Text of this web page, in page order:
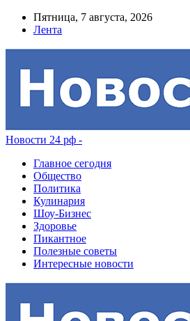
Пятница, 7 августа, 2026
Лента
Новости 24 рф -
Главное сегодня
Общество
Политика
Кулинария
Шоу-Бизнес
Здоровье
Пикантное
Полезные советы
Интересные новости